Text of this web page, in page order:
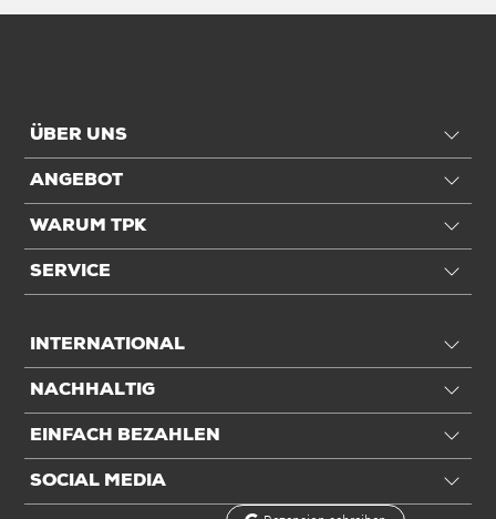
Ausstattung
Anwendung
Für Inhalt
Trockenware
Einheiten
ÜBER UNS
ANGEBOT
WARUM TPK
SERVICE
INTERNATIONAL
NACHHALTIG
EINFACH BEZAHLEN
SOCIAL MEDIA